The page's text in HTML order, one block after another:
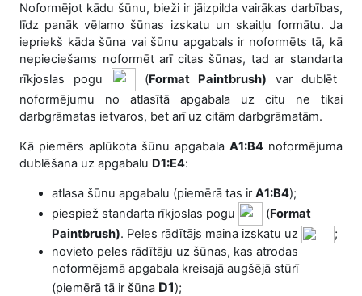
Noformējot kādu šūnu, bieži ir jāizpilda vairākas darbības,
līdz panāk vēlamo šūnas izskatu un skaitļu formātu. Ja
iepriekš kāda šūna vai šūnu apgabals ir noformēts tā, kā
nepieciešams noformēt arī citas šūnas, tad ar standarta
rīkjoslas pogu (Format Paintbrush) var dublēt
noformējumu no atlasītā apgabala uz citu ne tikai
darbgrāmatas ietvaros, bet arī uz citām darbgrāmatām.
Kā piemērs aplūkota šūnu apgabala A1:B4 noformējuma
dublēšana uz apgabalu D1:E4:
atlasa šūnu apgabalu (piemērā tas irA1:B4);
piespiež standarta rīkjoslas pogu (Format
Paintbrush). Peles rādītājs maina izskatu uz
;
novieto peles rādītāju uz šūnas, kas atrodas
noformējamā apgabala kreisajā augšējā stūrī
(piemērā tā ir šūna D1);